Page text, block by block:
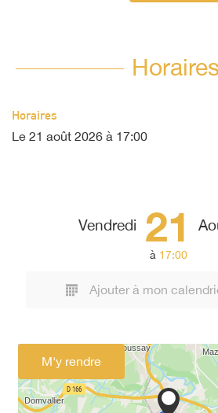
Horaires
Horaires
Le 21 août 2026 à 17:00
Vendredi 21
à 17:00
Ajouter à mon
M'y rendre